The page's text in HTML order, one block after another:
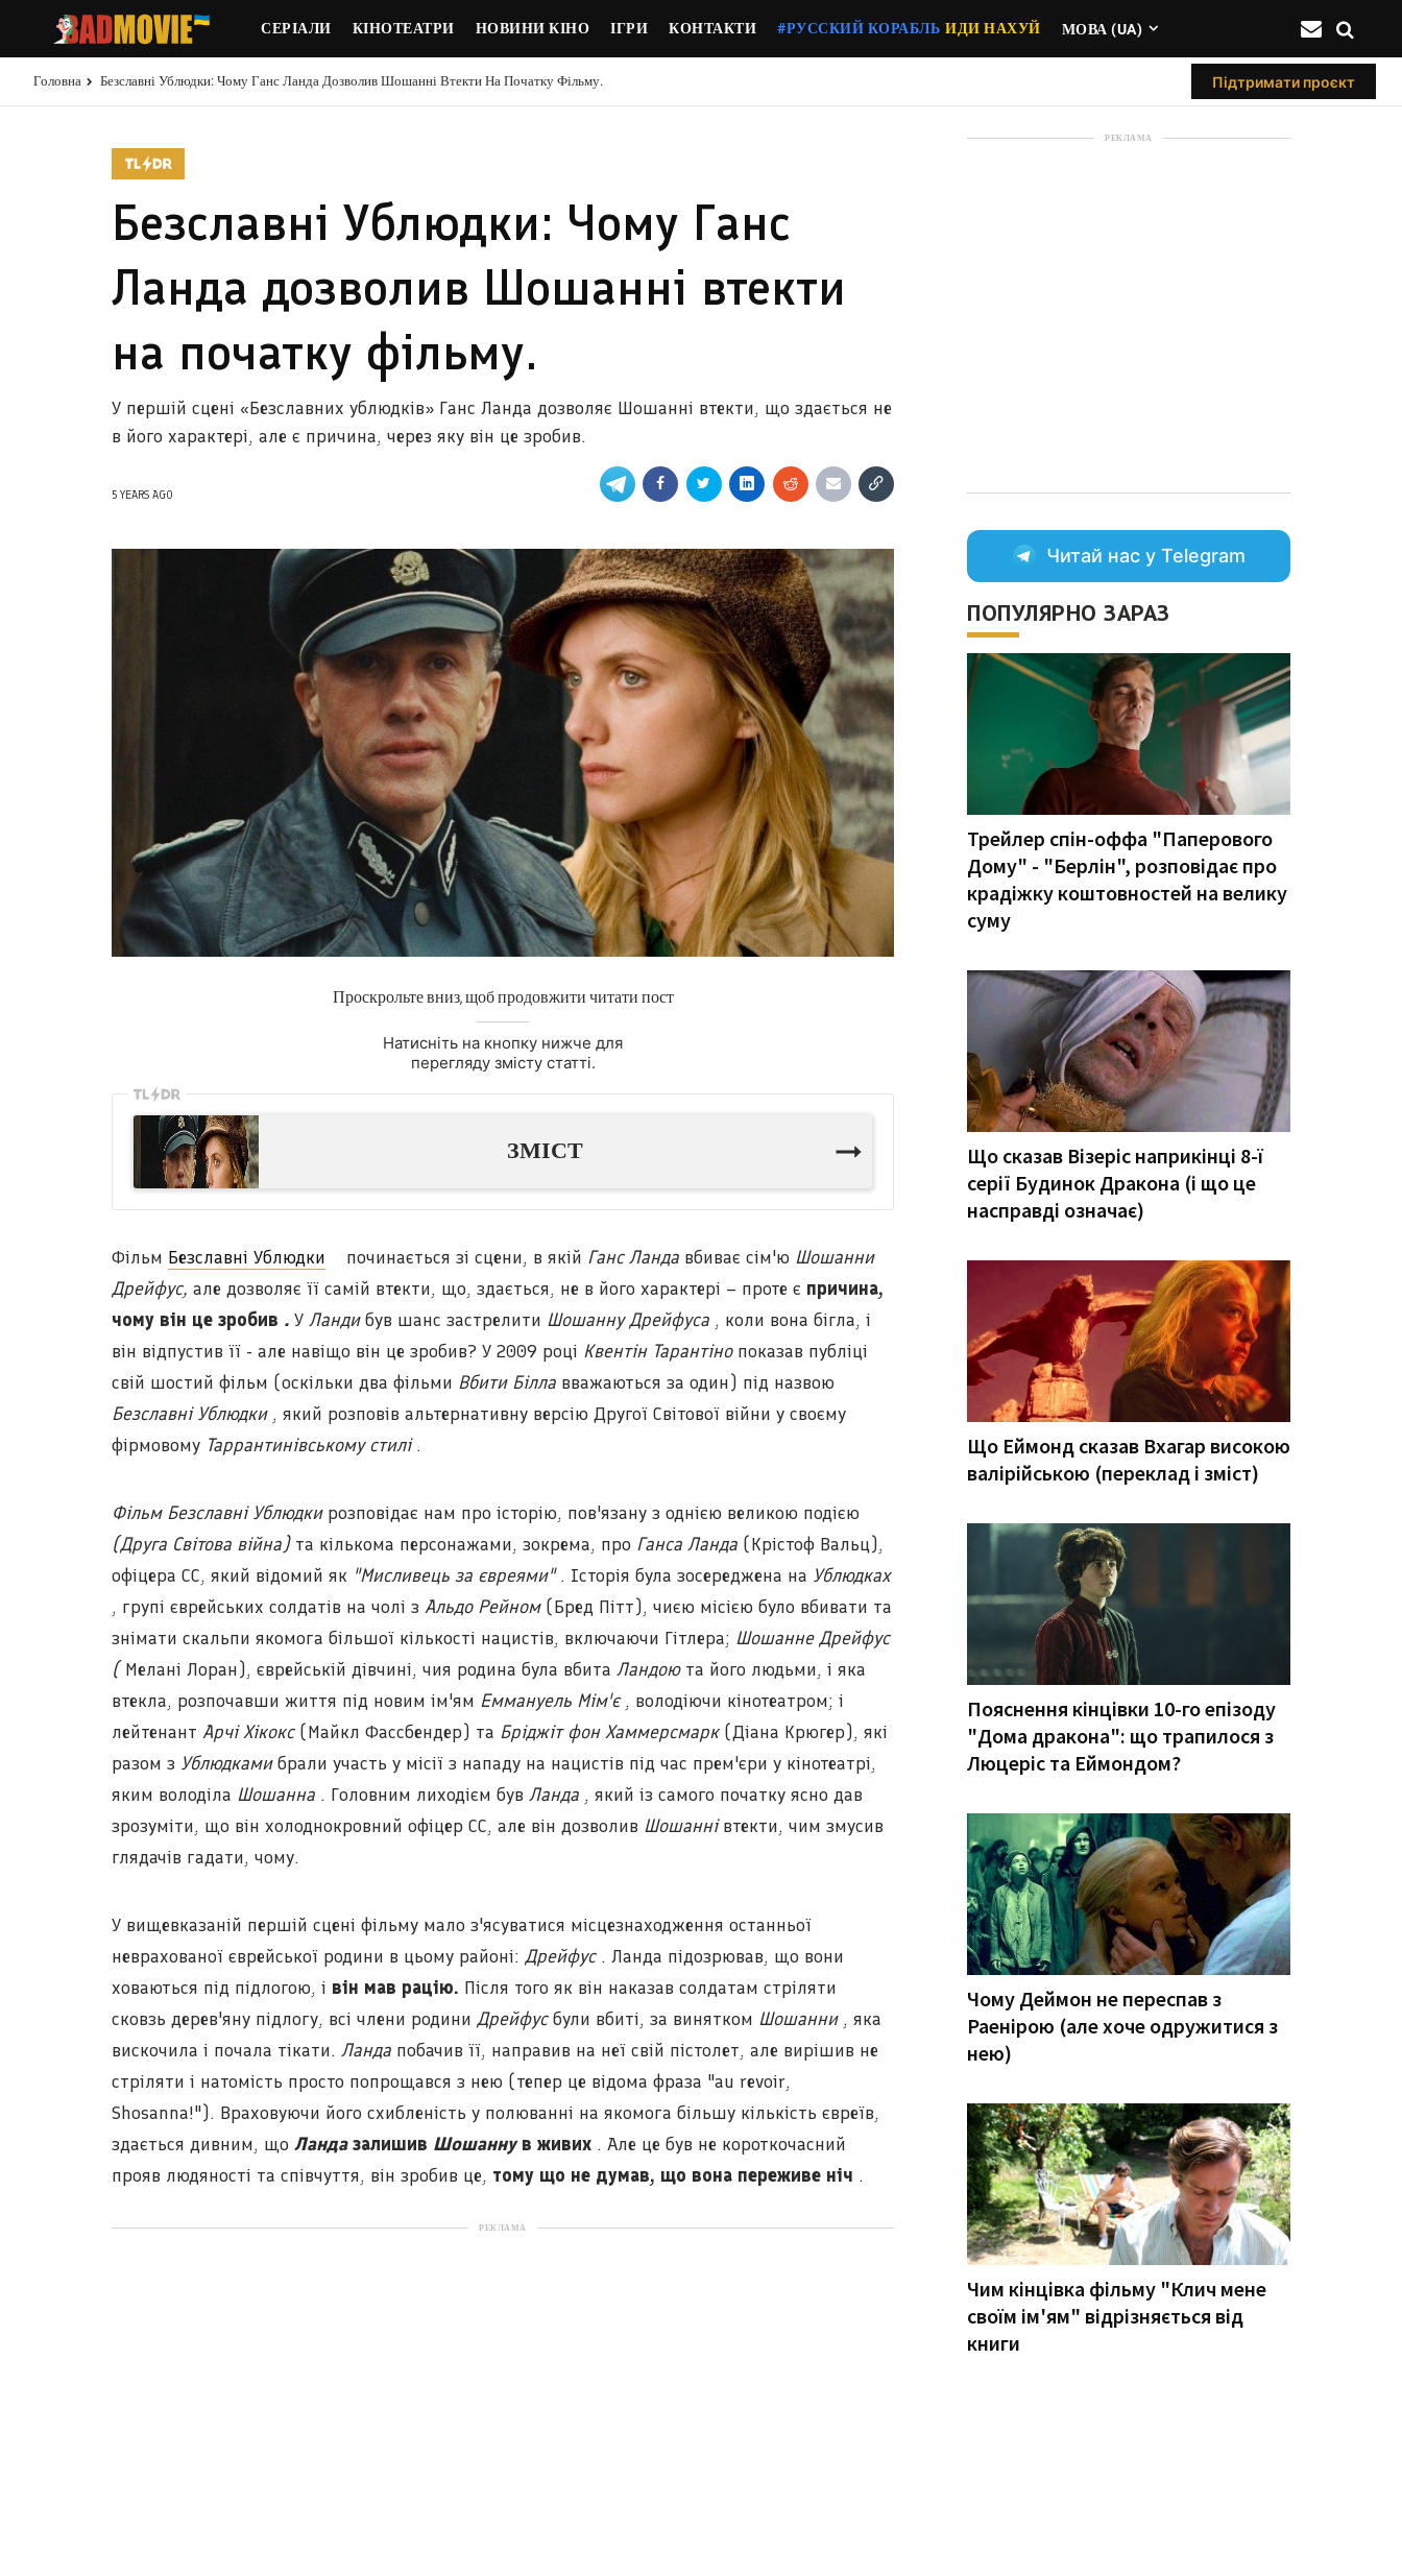
СЕРІАЛИ КІНОТЕАТРИ НОВИНИ КІНО ІГРИ КОНТАКТИ #РУССКИЙ КОРАБЛЬ ИДИ НАХУЙ МОВА (UA)
Підтримати проєкт
Головна Безславні Ублюдки: Чому Ганс Ланда Дозволив Шошанні Втекти На Початку Фільму.
Безславні Ублюдки: Чому Ганс
Ланда дозволив Шошанні втекти
на початку фільму.
У першій сцені «Безславних ублюдків» Ганс Ланда дозволяє Шошанні втекти, що здається не
в його характері, але є причина, через яку він це зробив.
5 YEARS AGO
Проскрольте вниз, щоб продовжити читати пост
Натисніть на кнопку нижче для
перегляду змісту статті.
ЗМІСТ
Фільм Безславні Ублюдки починається зі сцени, в якій Ганс Ланда вбиває сім'ю Шошанни
Дрейфус, але дозволяє її самій втекти, що, здається, не в його характері – проте є причина,
чому він це зробив . У Ландибув шанс застрелити Шошанну Дрейфуса , коли вона бігла, і
він відпустив її - але навіщо він це зробив? У 2009 році Квентін Тарантінопоказав публіці
свій шостий фільм (оскільки два фільми Вбити Білла вважаються за один) під назвою
Безславні Ублюдки, який розповів альтернативну версію Другої Світової війни у своєму
фірмовому Таррантинівському стилі.
Фільм Безславні Ублюдкирозповідає нам про історію, пов'язану з однією великою подією
(Друга Світова війна)та кількома персонажами, зокрема, про Ганса Ланда (Крістоф Вальц),
офіцера СС, який відомий як "Мисливець за євреями". Історія була зосереджена на Ублюдках
, групі єврейських солдатів на чолі з Альдо Рейном(Бред Пітт), чиєю місією було вбивати та
знімати скальпи якомога більшої кількості нацистів, включаючи Гітлера; Шошанне Дрейфус
(Мелані Лоран), єврейській дівчині, чия родина була вбита Ландоюта його людьми, і яка
втекла, розпочавши життя під новим ім'ям Еммануель Мім'є, володіючи кінотеатром; і
лейтенант Арчі Хікокс(Майкл Фассбендер) та Бріджіт фон Хаммерсмарк(Діана Крюгер), які
разом з Ублюдкамибрали участь у місії з нападу на нацистів під час прем'єри у кінотеатрі,
яким володіла Шошанна . Головним лиходієм був Ланда , який із самого початку ясно дав
зрозуміти, що він холоднокровний офіцер СС, але він дозволив Шошаннівтекти, чим змусив
глядачів гадати, чому.
У вищевказаній першій сцені фільму мало з'ясуватися місцезнаходження останньої
неврахованої єврейської родини в цьому районі: Дрейфус. Ланда підозрював, що вони
ховаються під підлогою, і він мав рацію. Після того як він наказав солдатам стріляти
сковзь дерев'яну підлогу, всі члени родини Дрейфусбули вбиті, за винятком Шошанни, яка
вискочила і почала тікати. Ланда побачив її, направив на неї свій пістолет, але вирішив не
стріляти і натомість просто попрощався з нею (тепер це відома фраза "au revoir,
Shosanna!"). Враховуючи його схибленість у полюванні на якомога більшу кількість євреїв,
здається дивним, що Ландазалишив Шошаннув живих . Але це був не короткочасний
прояв людяності та співчуття, він зробив це, тому що не думав, що вона переживе ніч .
РЕКЛАМА
РЕКЛАМА
Читай нас у Telegram
ПОПУЛЯРНО ЗАРАЗ
Трейлер спін-оффа "Паперового
Дому" - "Берлін", розповідає про
крадіжку коштовностей на велику
суму
Що сказав Візеріс наприкінці 8-ї
серії Будинок Дракона (і що це
насправді означає)
Що Еймонд сказав Вхагар високою
валірійською (переклад і зміст)
Пояснення кінцівки 10-го епізоду
"Дома дракона": що трапилося з
Люцеріс та Еймондом?
Чому Деймон не переспав з
Раенірою (але хоче одружитися з
нею)
Чим кінцівка фільму "Клич мене
своїм ім'ям" відрізняється від
книги